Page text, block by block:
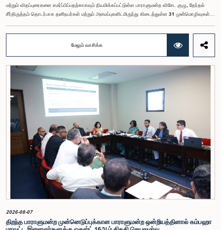
மற்றும் விதப்புரைகளை சமர்ப்பிப்பதற்காகவும் நியமிக்கப்பட்டுள்ள பாராளுமன்ற விசேட குழு, தேர்தல்
சீர்திருத்தம் தொடர்பாக தனிநபர்கள் மற்றும் அமைப்புகளிடமிருந்து கிடைத்துள்ள 31 முன்மொழிவுகள்
நியமித்துள்ளது.கௌரவ பொது நிர்வாக, மாகாண சபைகள் மற்றும் உள்ளூராட்சி அமைச்சர் பேராசிரியர்
ஏ.எச்.எம்.எச்.அபயரத்ன அவர்கள் தலைமையில் அண்மையில் பாராளுமன்றத்தில் நடைபெற்ற குறித்த
விசேட குழுக் கூட்டத்தின் போதே இத்தீர்மானம் எடுக்கப்பட்டது.2004, 2007 மற்றும் 2022 ஆம்
ஆண்டுகளில் வெளியிடப்பட்ட பாராளுமன்ற விசேட குழுக்களின் அறிக்கைகள் மற்றும் தனிநபர்கள்,
அமைப்புகள் ஆகியவற்றினால் சமர்ப்பிக்கப்பட்டுள்ள 31 முன்மொழிவுகளை அடிப்படையாகக் கொண்டு
தேர்தல் சீர்திருத்தங்கள் தொடர்பாக விரிவான கலந்துரையாடல் இங்கு இடம்பெற்றது.உள்ளூராட்சி
மன்றத் தேர்தல் முறைக்காக கலப்பு தேர்தல் முறையை அறிமுகப்படுத்துதல், சிறு கட்சிகள் மற்றும்
சிறுபான்மை குழுக்களின் பிரதிநிதித்துவத்தை உறுதிப்படுத்துதல், பெண்களின் பிரதிநிதித்துவத்தை
மேம்படுத்துதல், மின்னணு வாக்களிப்பு முறையை அறிமுகப்படுத்துதல், முன்கூட்டியே வாக்களிக்கும்
வசதியை ஏற்படுத்துதல் உள்ளிட்ட பல்வேறு முன்மொழிவுகள் தொடர்பில் இக்கூட்டத்தில் விசேட கவனம்
செலுத்தப்பட்டது.மேலும், வெளிநாடுகளில் வாழும் இலங்கையர்களுக்கு வாக்களிக்கும் உரிமையை
வழங்குவது தொடர்பான முன்மொழிவுகளும் பரிசீலிக்கப்பட்டதுடன், அதற்குத் தேவையான சட்ட மற்றும்
நிர்வாக ஏற்பாடுகள் குறித்து மேலும் விரிவான ஆய்வு மேற்கொள்ள வேண்டியதன் அவசியமும்
வலியுறுத்தப்பட்டது.விசேட குழுவினால் நியமிக்கப்பட்டுள்ள நிபுணர் குழு, கிடைத்துள்ள 31
முன்மொழிவுகளையும் முந்தைய பாராளுமன்ற விசேட குழுக்களின் அறிக்கைகளையும் பகுப்பாய்வு
செய்து, நடைமுறைக்கு ஏற்ற பரிந்துரைகளைக் கொண்ட அறிக்கையொன்றைத் தயாரிக்கவுள்ளது.
அதனைத் தொடர்ந்து, அந்தப் பரிந்துரைகளை ஆராய்ந்து அடுத்தகட்ட நடவடிக்கைகளை முன்னெடுக்க
குழு தீர்மானித்தது.இக்கூட்டத்தில், குழு உறுப்பினரான அமைச்சர் கலாநிதி உபாலி பன்னிலகே மற்றும்
பாராளுமன்ற உறுப்பினர்களான ரவி கருணாநாயக்க, ருவந்திலக ஜயக்கொடி மற்றும் கதிரவேலு
சண்முகம் குகதாசன் ஆகியோர் கலந்துகொண்டனர்.
மேலும் வாசிக்க
2026-08-07
திறந்த பாராளுமன்ற முன்னெடுப்புக்கான பாராளுமன்ற ஒன்றியத்தினால் கம்பஹா